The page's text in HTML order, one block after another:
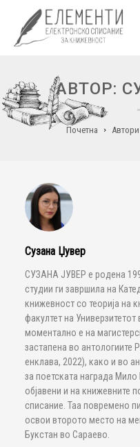
АВТОР:
Почетна Автори
Сузана Џувер
СУЗАНА ЈУВЕР е родена
студии ги завршила на
книжевност со теорија на
факултет на
моментално е на
застапена во антологиите
енклава, 2022), како и во
за поетската награда
објавени и на книжевните
списание. Таа повремено
освои второто место на
Букстан во Сараево.